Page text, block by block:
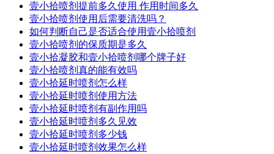
壹小拾喷剂提前多久使用 作用时间多久
壹小拾喷剂使用后需要清洗吗？
如何判断自己是否适合使用壹小拾喷剂
壹小拾喷剂的保质期是多久
壹小拾凝胶和壹小拾喷剂哪个牌子好
壹小拾喷剂真的能有效吗
壹小拾延时喷剂怎么样
壹小拾延时喷剂使用方法
壹小拾延时喷剂有副作用吗
壹小拾延时喷剂多久见效
壹小拾延时喷剂多少钱
壹小拾延时喷剂效果怎么样